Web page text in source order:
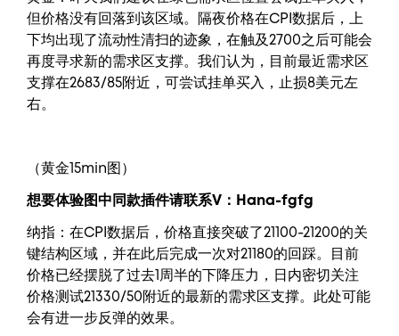
但价格没有回落到该区域。隔夜价格在CPI数据后，上
下均出现了流动性清扫的迹象，在触及2700之后可能会
再度寻求新的需求区支撑。我们认为，目前最近需求区
支撑在2683/85附近，可尝试挂单买入，止损8美元左
右。
（黄金15min图）
想要体验图中同款插件请联系V： Hana-fgfg
纳指：在CPI数据后，价格直接突破了21100-21200的关
键结构区域，并在此后完成一次对21180的回踩。目前
价格已经摆脱了过去1周半的下降压力，日内密切关注
价格测试21330/50附近的最新的需求区支撑。此处可能
会有进一步反弹的效果。